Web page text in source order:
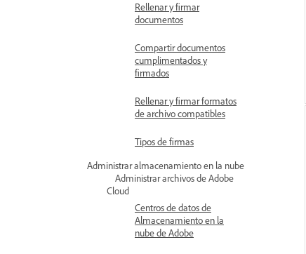
Rellenar y firmar
documentos
Compartir documentos
cumplimentados y
firmados
Rellenar y firmar formatos
de archivo compatibles
Tipos de firmas
Administrar almacenamiento en la nube
Administrar archivos de Adobe
Cloud
Centros de datos de
Almacenamiento en la
nube de Adobe